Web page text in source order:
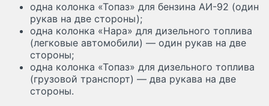
одна колонка «Топаз» для бензина АИ-92 (один
рукав на две стороны);
одна колонка «Нара» для дизельного топлива
(легковые автомобили) — один рукав на две
стороны;
одна колонка «Топаз» для дизельного топлива
(грузовой транспорт) — два рукава на две
стороны.